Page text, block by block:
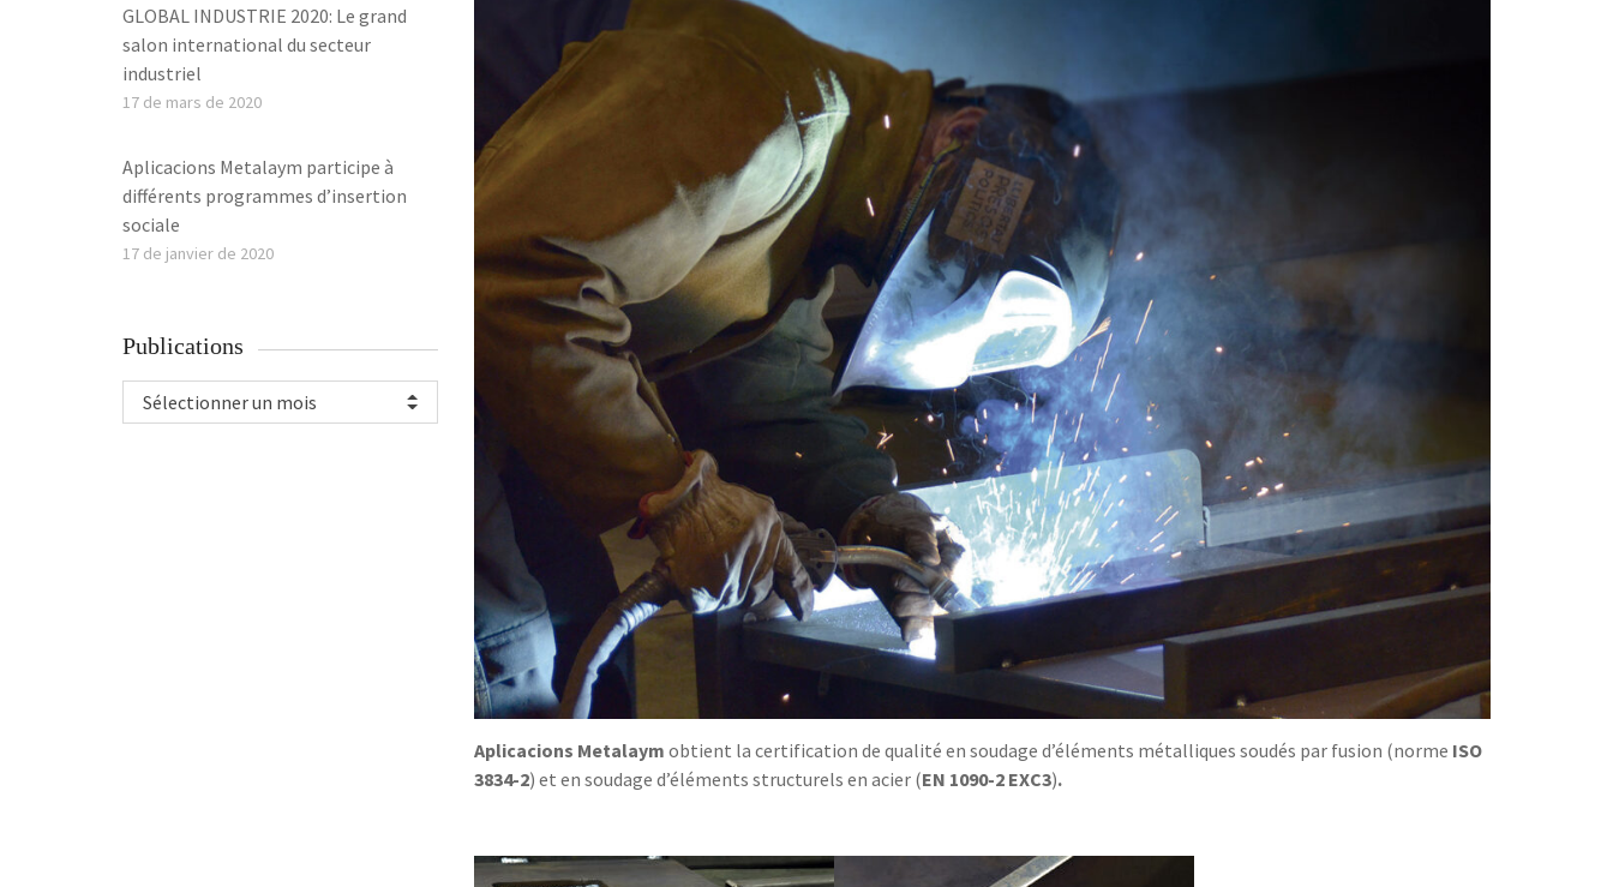
Aplicacions Metalaym obtient la certification de qualité en soudage d’éléments métalliques soudés par fusion (norme ISO
3834-2) et en soudage d’éléments structurels en acier (EN 1090-2 EXC3).
GLOBAL INDUSTRIE 2020: Le grand
salon international du secteur
industriel
17 de mars de 2020
Aplicacions Metalaym participe à
différents programmes d’insertion
sociale
17 de janvier de 2020
Publications
Sélectionner un mois